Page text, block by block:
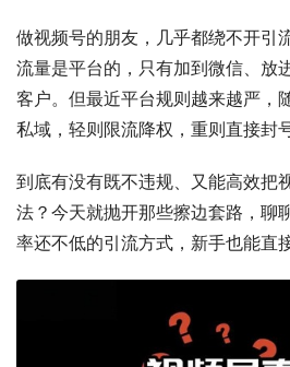
做视频号的朋友，几乎都绕不开引
流量是平台的，只有加到微信、放
客户。但最近平台规则越来越严，
私域，轻则限流降权，重则直接封
到底有没有既不违规、又能高效把
法？今天就抛开那些擦边套路，聊
率还不低的引流方式，新手也能直